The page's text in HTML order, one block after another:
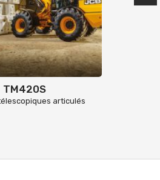
TM420S
articulés